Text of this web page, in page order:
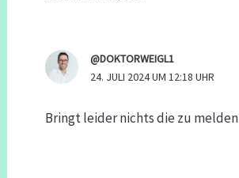
@DOKTORWEIGL1
24. JULI 2024 UM 12:18 UHR
Bringt leider nichts die zu melden